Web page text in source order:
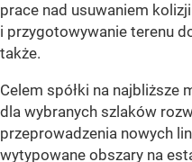
prace nad usuwaniem
i przygotowywanie terenu
także.
Celem spółki na najbliższe
dla wybranych szlaków
przeprowadzenia nowych
wytypowane obszary na